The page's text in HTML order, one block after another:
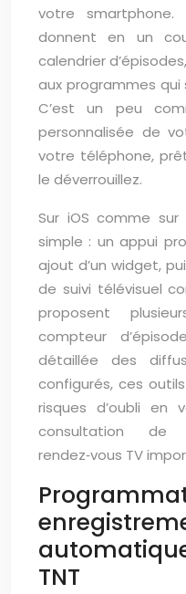
votre smartphone.
donnent en un
calendrier
aux programmes
C’est un peu
personnalisée de
votre téléphone,
le déverrouillez.
Sur iOS comme
simple : un appui
ajout d’un widget,
de suivi télévisuel
proposent
compteur
détaillée des
configurés, ces
risques d’oubli en
consultation
rendez‑vous TV
TNT